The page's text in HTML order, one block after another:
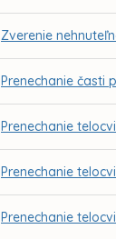
Zverenie
Prenechanie časti
Prenechanie
Prenechanie
Prenechanie